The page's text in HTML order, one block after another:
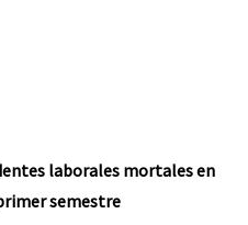
laborales mortales en
semestre